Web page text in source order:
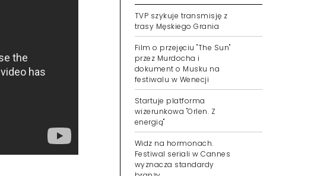
TVP szykuje transmisję z
trasy Męskiego Grania
Film o przejęciu "The Sun"
przez Murdocha i
dokument o Musku na
festiwalu w Wenecji
Startuje platforma
wizerunkowa "Orlen. Z
energią"
Widz na hormonach.
Festiwal seriali w Cannes
wyznacza standardy